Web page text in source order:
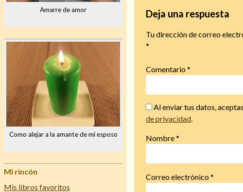
Amarre de amor
Como alejar a la amante de mi esposo
Mi rincón
Mis libros favoritos
Deja una respuesta
Tu dirección de correo
*
Comentario*
Al enviar tus datos,
de privacidad
Nombre*
Correo electrónico*